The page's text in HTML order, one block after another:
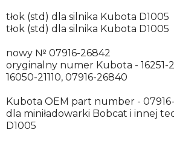
tłok (std) dla silnika Kubota D1005
tłok (std) dla silnika Kubota D1005
nowy № 07916-26842
oryginalny numer Kubota - 16251-
16050-21110, 07916-26840
Kubota OEM part number -
dla miniładowarki Bobcat i innej
D1005